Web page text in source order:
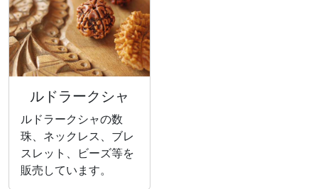
ルドラークシャ
ルドラークシャの数
珠、ネックレス、ブレ
スレット、ビーズ等を
販売しています。